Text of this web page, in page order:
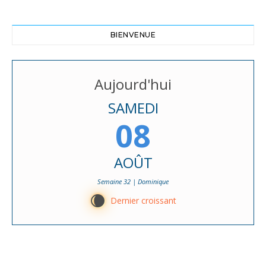
BIENVENUE
Aujourd'hui
SAMEDI
08
AOÛT
Semaine 32 | Dominique
W Dernier croissant